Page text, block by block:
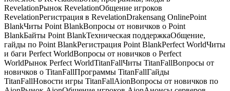
RevelationРынок RevelationОбщение игроков
RevelationРегистрация в RevelationDrakensang OnlinePoint
BlankЧиты Point BlankВопросы от новичков о Point
BlankБайты Point BlankТехническая поддержкаОбщение,
гайды по Point BlankРегистрация Point BlankPerfect WorldЧиты
и баги Perfect WorldВопросы от новичков о Perfect
WorldРынок Perfect WorldTitanFallЧиты TitanFallВопросы от
новичков о TitanFallПрограммы TitanFallГайды
TitanFallНовости игры TitanFallAionВопросы от новичков по